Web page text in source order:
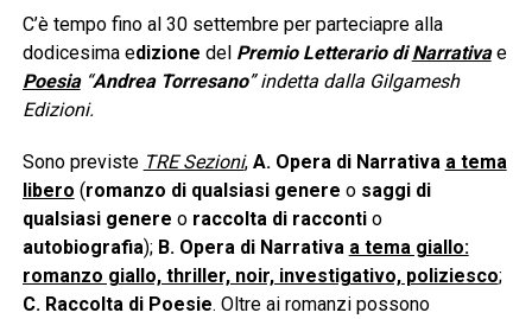
C’è tempo fino al 30 settembre per parteciapre alla
dodicesima edizione del Premio Letterario diNarrativae
Poesia “Andrea Torresano” indetta dalla Gilgamesh
Edizioni.
Sono previste TRE Sezioni, A. Opera di Narrativa a tema
libero (romanzo di qualsiasi genere o saggi di
qualsiasi genere o raccolta di racconti o
autobiografia); B. Opera di Narrativa a tema giallo:
romanzo giallo, thriller, noir, investigativo, poliziesco;
C. Raccolta di Poesie. Oltre ai romanzi possono